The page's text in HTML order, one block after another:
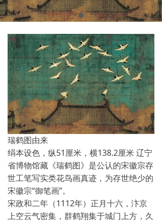
瑞鹤图由来
绢本设色，纵51厘米，横138.2厘米 辽宁
省博物馆藏《瑞鹤图》是公认的宋徽宗存
世工笔写实类花鸟画真迹，为存世绝少的
宋徽宗“御笔画”。
宋政和二年（1112年）正月十六，汴京
上空云气密集，群鹤翔集于城门上方，久